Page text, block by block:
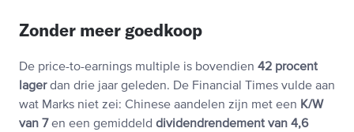
Zonder meer goedkoop
De price-to-earnings multiple is bovendien 42 procent
lagerdan drie jaar geleden. De Financial Times vulde aan
wat Marks niet zei: Chinese aandelen zijn met een K/W
van 7 en een gemiddeld dividendrendement van 4,6